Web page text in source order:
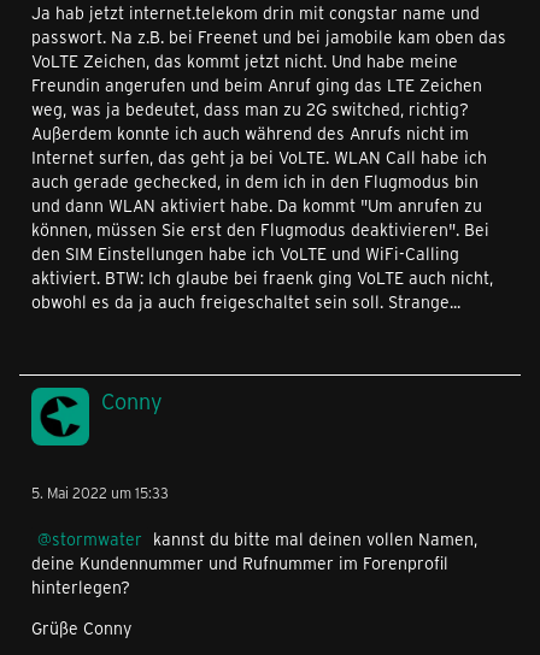
Ja hab jetzt internet.telekom drin mit congstar name und
passwort. Na z.B. bei Freenet und bei jamobile kam oben das
VoLTE Zeichen, das kommt jetzt nicht. Und habe meine
Freundin angerufen und beim Anruf ging das LTE Zeichen
weg, was ja bedeutet, dass man zu 2G switched, richtig?
Außerdem konnte ich auch während des Anrufs nicht im
Internet surfen, das geht ja bei VoLTE. WLAN Call habe ich
auch gerade gechecked, in dem ich in den Flugmodus bin
und dann WLAN aktiviert habe. Da kommt "Um anrufen zu
können, müssen Sie erst den Flugmodus deaktivieren". Bei
den SIM Einstellungen habe ich VoLTE und WiFi-Calling
aktiviert. BTW: Ich glaube bei fraenk ging VoLTE auch nicht,
obwohl es da ja auch freigeschaltet sein soll. Strange...
Conny
5. Mai 2022 um 15:33
stormwater kannst du bitte mal deinen vollen Namen,
deine Kundennummer und Rufnummer im Forenprofil
hinterlegen?
Grüße Conny